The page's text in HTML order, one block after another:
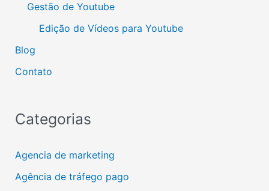
Gestão de Youtube
Edição de Vídeos para Youtube
Blog
Contato
Categorias
Agencia de marketing
Agência de tráfego pago